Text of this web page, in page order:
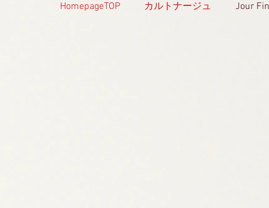
HomepageTOP カルトナージュ Jour